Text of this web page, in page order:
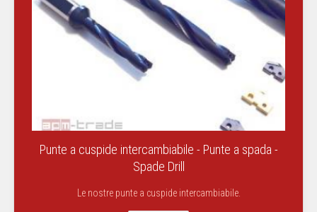
Punte a cuspide intercambiabile - Punte a spada -
Spade Drill
Le nostre punte a cuspide intercambiabile.